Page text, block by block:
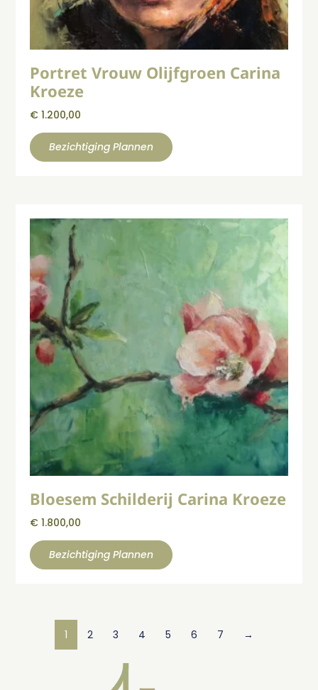
Portret Vrouw Olijfgroen Carina
Kroeze
€ 1.200,00
Bezichtiging Plannen
Bloesem Schilderij Carina Kroeze
€ 1.800,00
Bezichtiging Plannen
1 2 3 4 5 6 7 →